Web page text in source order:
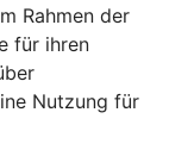
Rahmen der
für ihren
Nutzung für